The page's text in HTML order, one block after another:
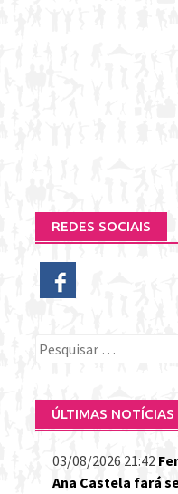
REDES SOCIAIS
Pesquisar
ÚLTIMAS NOTÍCIAS
03/08/2026 21:42
Ana Castela fará